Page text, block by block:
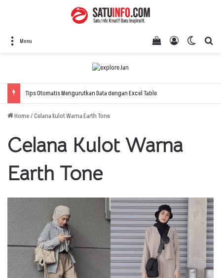
Menu Switch
Log In
View your
Tips Otomatis Mengurutkan Data dengan Excel Table
Home/Celana Kulot Warna Earth Tone
Celana Kulot Warna
Earth Tone